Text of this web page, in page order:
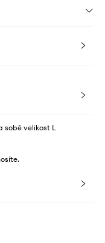
sobě velikost L